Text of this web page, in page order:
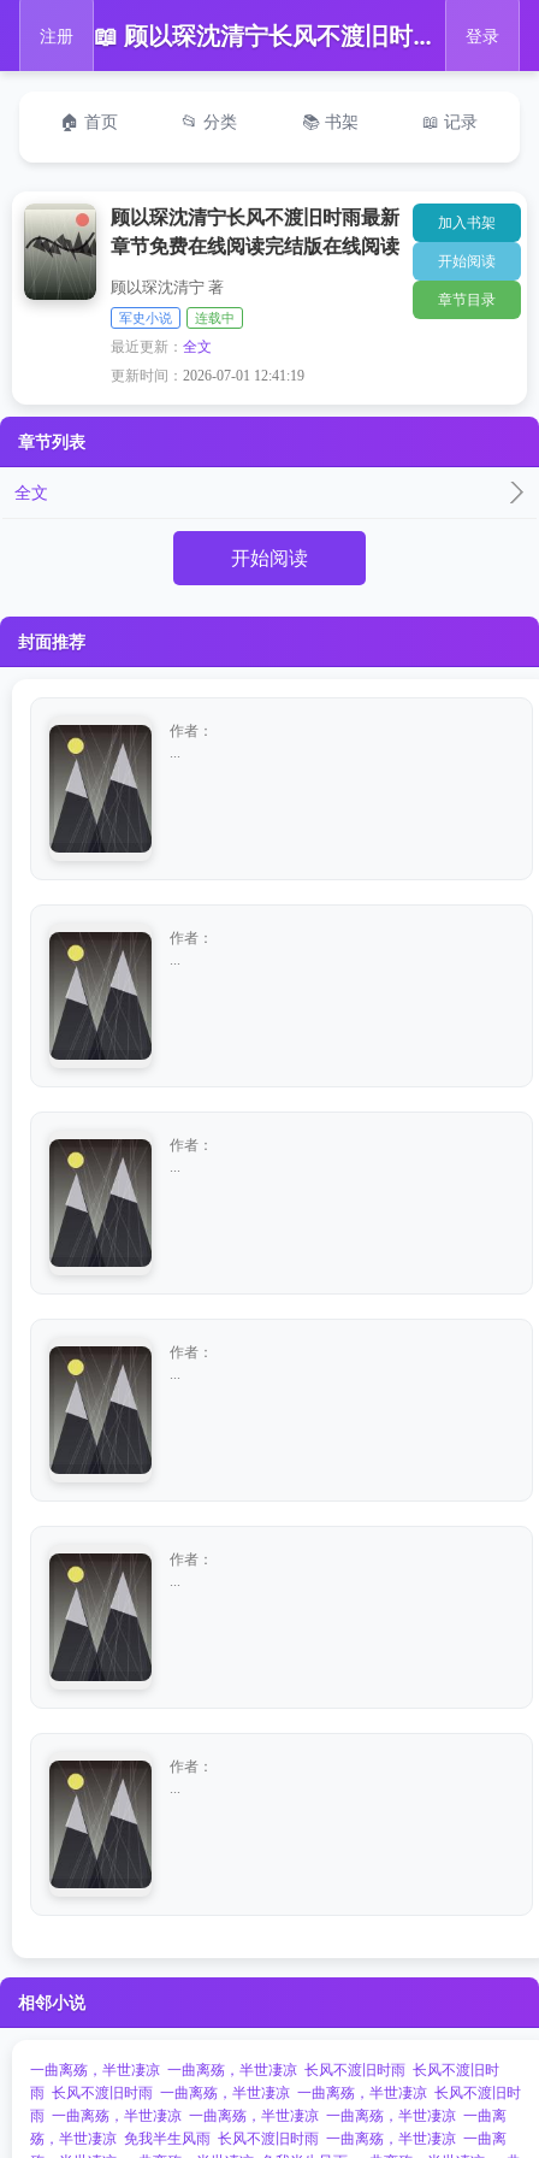
注册 📖 顾以琛沈清宁长风不渡旧时雨最新章节免费在线阅读完结版在线阅读 登录
🏠 首页 📂 分类 📚 书架 📖 记录
顾以琛沈清宁长风不渡旧时雨最新
章节免费在线阅读完结版在线阅读
顾以琛沈清宁 著
军史小说 连载中
最近更新：全文
更新时间：2026-07-01 12:41:19
加入书架
开始阅读
章节目录
章节列表
全文
开始阅读
封面推荐
作者：
作者：
作者：
作者：
作者：
作者：
相邻小说
一曲离殇，半世凄凉 一曲离殇，半世凄凉 长风不渡旧时雨 长风不渡旧时
雨 长风不渡旧时雨 一曲离殇，半世凄凉 一曲离殇，半世凄凉 长风不渡旧时
雨 一曲离殇，半世凄凉 一曲离殇，半世凄凉 一曲离殇，半世凄凉 一曲离
殇，半世凄凉 免我半生风雨 长风不渡旧时雨 一曲离殇，半世凄凉 一曲离